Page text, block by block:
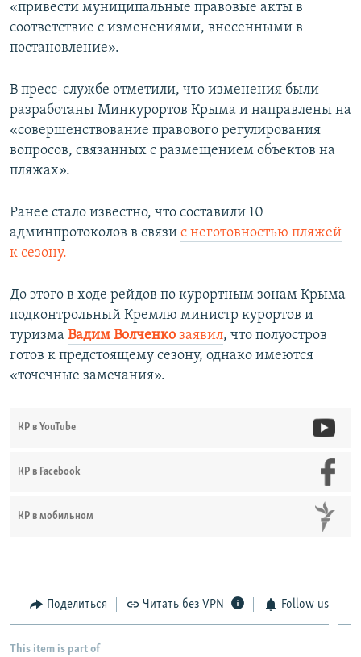
«привести муниципальные правовые акты в
соответствие с изменениями, внесенными в
постановление».
В пресс-службе отметили, что изменения были
разработаны Минкурортов Крыма и направлены на
«совершенствование правового регулирования
вопросов, связанных с размещением объектов на
пляжах».
Ранее стало известно, что составили 10
админпротоколов в связи с неготовностью пляжей
к сезону.
До этого в ходе рейдов по курортным зонам Крыма
подконтрольный Кремлю министр курортов и
туризма Вадим Волченко заявил, что полуостров
готов к предстоящему сезону, однако имеются
«точечные замечания».
КР в YouTube
КР в Facebook
КР в мобильном
Поделиться Читать без VPN Follow us
This item is part of